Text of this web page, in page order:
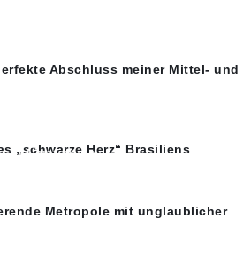
in Guatemala
Abschluss meiner Mittel- und
„schwarze Herz“ Brasiliens
Metropole mit unglaublicher